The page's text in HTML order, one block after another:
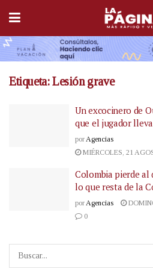
Etiqueta:Lesión grave
Un excocinero de
que el jugador
por Agencias
MIÉRCOLES, 21
Colombia pierde
lo que resta de la
por Agencias
0